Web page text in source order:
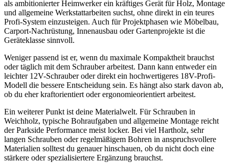
als ambitionierter Heimwerker ein kräftiges Gerät für Holz, Montage
und allgemeine Werkstattarbeiten suchst, ohne direkt in ein teures
Profi-System einzusteigen. Auch für Projektphasen wie Möbelbau,
Carport-Nachrüstung, Innenausbau oder Gartenprojekte ist die
Geräteklasse sinnvoll.
Weniger passend ist er, wenn du maximale Kompaktheit brauchst
oder täglich mit dem Schrauber arbeitest. Dann kann entweder ein
leichter 12V-Schrauber oder direkt ein hochwertigeres 18V-Profi-
Modell die bessere Entscheidung sein. Es hängt also stark davon ab,
ob du eher kraftorientiert oder ergonomieorientiert arbeitest.
Ein weiterer Punkt ist deine Materialwelt. Für Schrauben in
Weichholz, typische Bohraufgaben und allgemeine Montage reicht
der Parkside Performance meist locker. Bei viel Hartholz, sehr
langen Schrauben oder regelmäßigem Bohren in anspruchsvollere
Materialien solltest du genauer hinschauen, ob du nicht doch eine
stärkere oder spezialisiertere Ergänzung brauchst.